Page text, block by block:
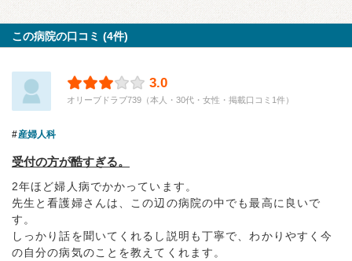
この病院の口コミ (4件)
3.0
オリーブドラブ739（本人・30代・女性・掲載口コミ1件）
産婦人科
受付の方が酷すぎる。
2年ほど婦人病でかかっています。
先生と看護婦さんは、この辺の病院の中でも最高に良いで
す。
しっかり話を聞いてくれるし説明も丁寧で、わかりやすく今
の自分の病気のことを教えてくれます。